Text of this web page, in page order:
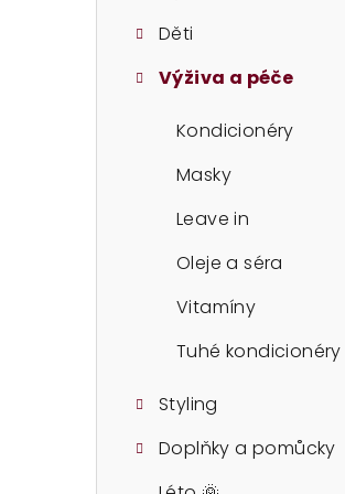
Děti
Výživa a péče
Kondicionéry
Masky
Leave in
Oleje a séra
Vitamíny
Tuhé kondicionéry
Styling
Doplňky a pomůcky